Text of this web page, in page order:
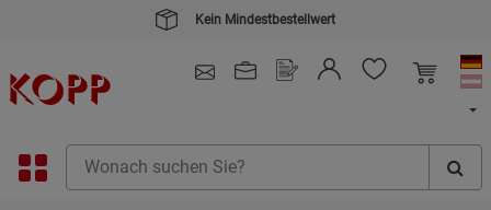
Kein Mindestbestellwert